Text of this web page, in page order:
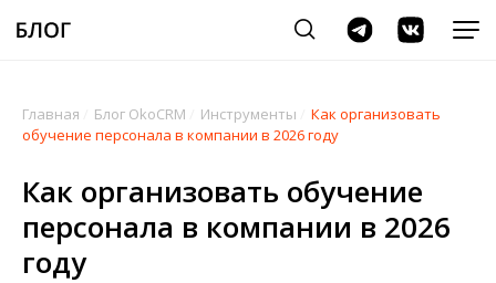
Главная Блог OkoCRM Инструменты
Как организовать
обучение персонала в компании в 2026 году
Как организовать обучение
персонала в компании в 2026
году